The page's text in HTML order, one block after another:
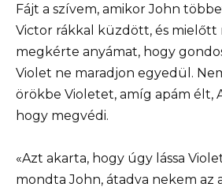
Fájt a szívem, amikor John
Victor rákkal küzdött, és mielőtt
megkérte anyámat, hogy
Violet ne maradjon egyedül.
örökbe Violetet, amíg apám élt,
hogy megvédi.
«Azt akarta, hogy úgy lássa
mondta John, átadva nekem az